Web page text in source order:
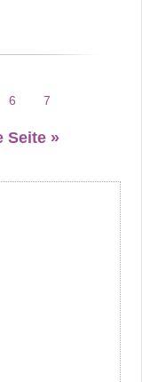
Seite
6
Seite
7
Seite »